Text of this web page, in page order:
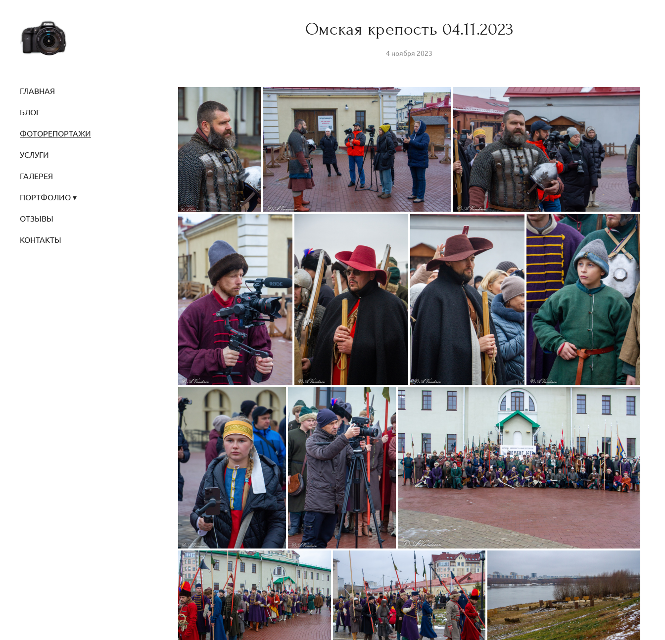
ГЛАВНАЯ
БЛОГ
ФОТОРЕПОРТАЖИ
УСЛУГИ
ГАЛЕРЕЯ
ПОРТФОЛИО
ОТЗЫВЫ
КОНТАКТЫ
Омская крепость 04.11.2023
4 ноября 2023